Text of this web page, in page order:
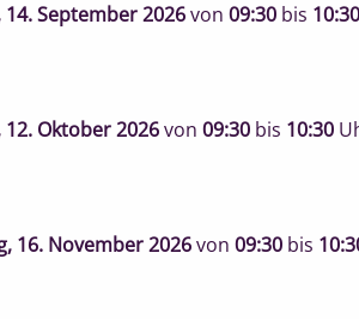
September 2026von 09:30 bis 10:30
Oktober 2026von 09:30 bis 10:30
16. November 2026von 09:30 bis